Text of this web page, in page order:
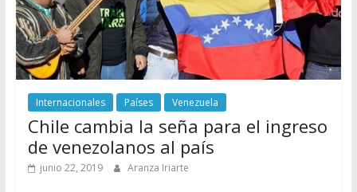
Internacionales Países Venezuela
Chile cambia la seña para el ingreso
de venezolanos al país
junio 22, 2019 Aranza Iriarte